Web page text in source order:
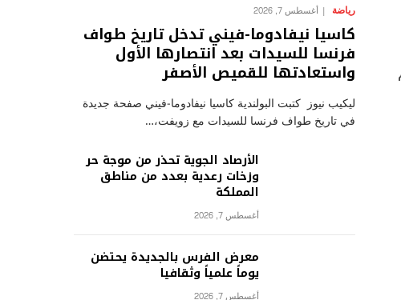
رياضة أغسطس 7, 2026
كاسيا نيفادوما-فيني تدخل تاريخ طواف
فرنسا للسيدات بعد انتصارها الأول
واستعادتها للقميص الأصفر
ليكيب نيوز كتبت البولندية كاسيا نيفادوما-فيني صفحة جديدة
في تاريخ طواف فرنسا للسيدات مع زويفت،…
الأرصاد الجوية تحذر من موجة حر
وزخات رعدية بعدد من مناطق
المملكة
أغسطس 7, 2026
معرض الفرس بالجديدة يحتضن
يوماً علمياً وثقافيا
أغسطس 7, 2026